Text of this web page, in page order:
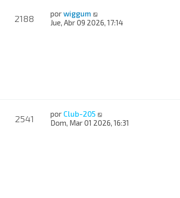
2188 porwiggum
Jue, Abr 09 2026, 17:14
2541 por Club-205
Dom, Mar 01 2026, 16:31